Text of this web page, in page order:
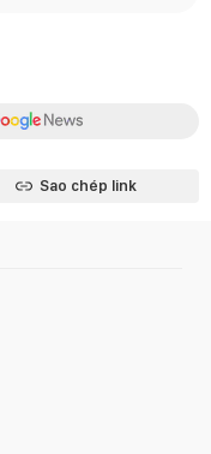
Sao chép link